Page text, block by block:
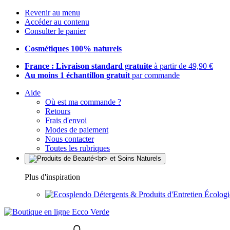
Revenir au menu
Accéder au contenu
Consulter le panier
Cosmétiques 100% naturels
France : Livraison standard gratuite à partir de 49,90 €
Au moins 1 échantillon gratuit par commande
Aide
Où est ma commande ?
Retours
Frais d'envoi
Modes de paiement
Nous contacter
Toutes les rubriques
Plus d'inspiration
Détergents & Produits d'Entretien